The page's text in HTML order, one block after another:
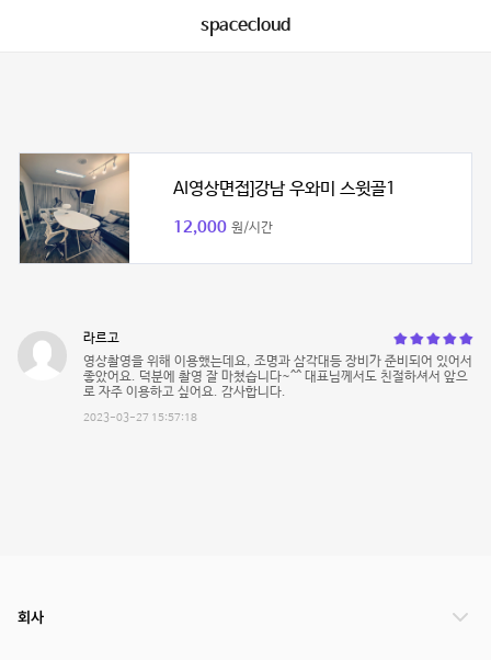
spacecloud
AI영상면접]강남 우와미 스윗골1
12,000 원/시간
라르고
영상촬영을 위해 이용했는데요, 조명과 삼각대등 장비가 준비되어 있어서
좋았어요. 덕분에 촬영 잘 마쳤습니다~^^ 대표님께서도 친절하셔서 앞으
로 자주 이용하고 싶어요. 감사합니다.
2023-03-27 15:57:18
회사